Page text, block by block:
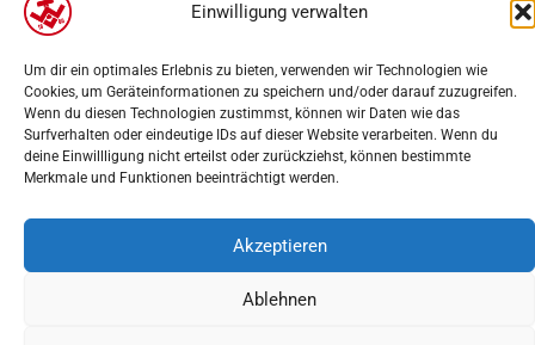
Einwilligung verwalten
Um dir ein optimales Erlebnis zu bieten, verwenden wir Technologien wie
Cookies, um Geräteinformationen zu speichern und/oder darauf zuzugreifen.
Wenn du diesen Technologien zustimmst, können wir Daten wie das
Surfverhalten oder eindeutige IDs auf dieser Website verarbeiten. Wenn du
deine Einwillligung nicht erteilst oder zurückziehst, können bestimmte
Merkmale und Funktionen beeinträchtigt werden.
Akzeptieren
Ablehnen
Barrierefreiheit
Copyright 2025 | Weseler Turnverein von 1860 e.V. Abteilung Leichtathletik |